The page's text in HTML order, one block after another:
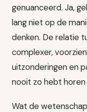
genuanceerd. Ja,
lang niet op de
denken. De relatie
complexer,
uitzonderingen en
nooit zo hebt horen
Wat de